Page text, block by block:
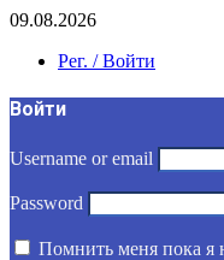
09.08.2026
Рег. / Войти
Войти
Username or email
Password
Помнить меня пока я